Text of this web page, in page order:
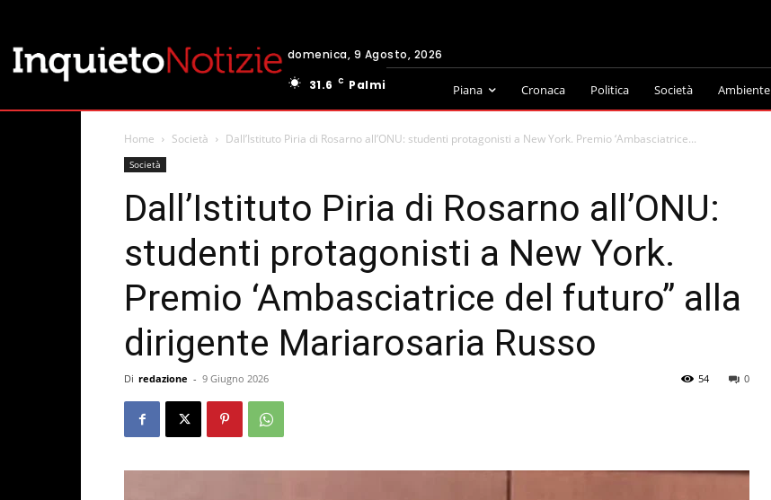
domenica, 9 Agosto, 2026
31.6
C Palmi Piana Cronaca Politica Società Ambiente
Home Società Dall’Istituto Piria di Rosarno all’ONU: studenti protagonisti a New York. Premio ‘Ambasciatrice...
Società
Dall’Istituto Piria di Rosarno all’ONU:
studenti protagonisti a New York.
Premio ‘Ambasciatrice del futuro” alla
dirigente Mariarosaria Russo
Di redazione - 9 Giugno 2026 0
54